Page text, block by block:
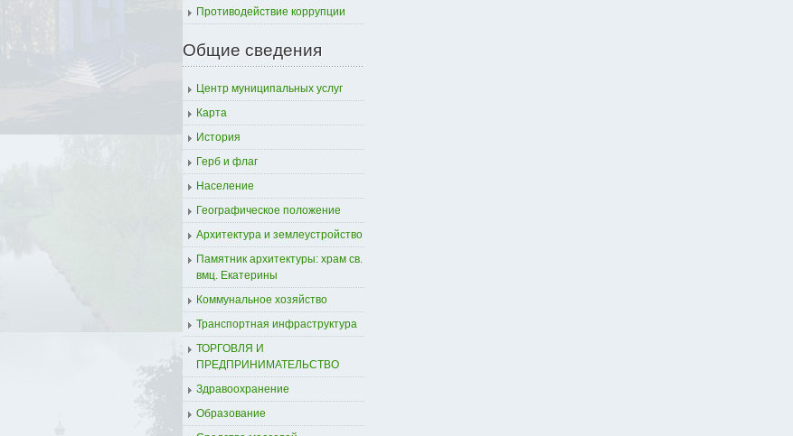
Противодействие коррупции
Общие сведения
Центр муниципальных услуг
Карта
История
Герб и флаг
Население
Географическое положение
Архитектура и землеустройство
Памятник архитектуры: храм св.
вмц. Екатерины
Коммунальное хозяйство
Транспортная инфраструктура
ТОРГОВЛЯ И
ПРЕДПРИНИМАТЕЛЬСТВО
Здравоохранение
Образование